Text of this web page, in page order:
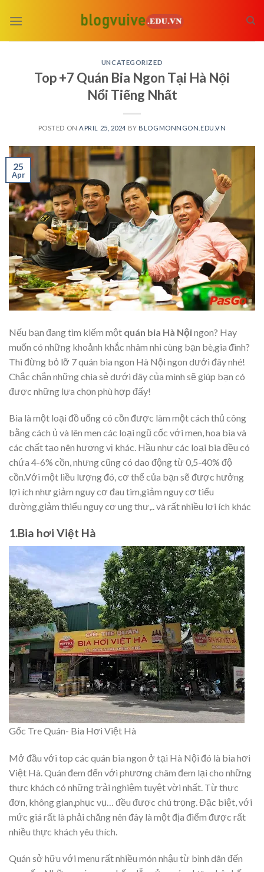
UNCATEGORIZED
Top +7 Quán Bia Ngon Tại Hà Nội
Nổi Tiếng Nhất
POSTED ON APRIL 25, 2024 BY BLOGMONNGON.EDU.VN
25
Apr
Nếu bạn đang tìm kiếm một quán bia Hà Nộingon? Hay
muốn có những khoảnh khắc nhâm nhi cùng bạn bè,gia đình?
Thì đừng bỏ lỡ 7 quán bia ngon Hà Nội ngon dưới đây nhé!
Chắc chắn những chia sẻ dưới đây của mình sẽ giúp bạn có
được những lựa chọn phù hợp đấy!
Bia là một loại đồ uống có cồn được làm một cách thủ công
bằng cách ủ và lên men các loại ngũ cốc với men, hoa bia và
các chất tạo nên hương vị khác. Hầu như các loại bia đều có
chứa 4-6% cồn, nhưng cũng có dao động từ 0,5-40% độ
cồn.Với một liều lượng đó, cơ thể của bạn sẽ được hưởng
lợi ích như giảm nguy cơ đau tim,giảm nguy cơ tiểu
đường,giảm thiểu nguy cơ ung thư,.. và rất nhiều lợi ích khác
1.Bia hơi Việt Hà
Gốc Tre Quán- Bia Hơi Việt Hà
Mở đầu với top các quán bia ngon ở tại Hà Nội đó là bia hơi
Việt Hà. Quán đem đến với phương châm đem lại cho những
thực khách có những trải nghiệm tuyệt vời nhất. Từ thực
đơn, không gian,phục vụ… đều được chú trọng. Đặc biệt, với
mức giá rất là phải chăng nên đây là một địa điểm được rất
nhiều thực khách yêu thích.
Quán sở hữu với menu rất nhiều món nhậu từ bình dân đến